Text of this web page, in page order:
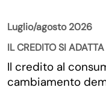
Luglio/agosto 2026
IL CREDITO SI
Il credito al
cambiamento